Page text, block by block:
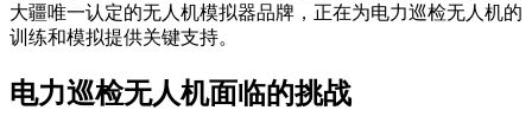
大疆唯一认定的无人机模拟器品牌，正在为电力巡检无人机的
训练和模拟提供关键支持。
电力巡检无人机面临的挑战